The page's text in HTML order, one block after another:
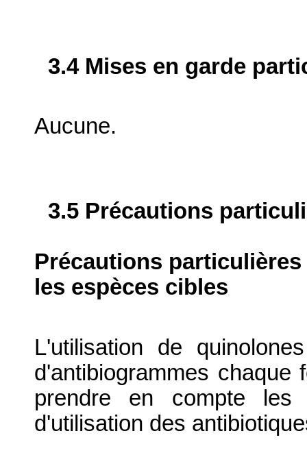
3.4 Mises en garde
Aucune.
3.5 Précautions
Précautions
les espèces cibles
L'utilisation de
d'antibiogrammes
prendre en compte les
d'utilisation des